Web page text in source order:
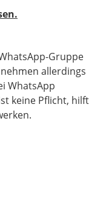
Gruppe
allerdings
WhatsApp
keine Pflicht, hilft